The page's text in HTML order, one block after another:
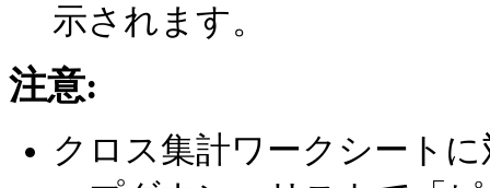
示されます。
注意:
クロス集計ワークシート